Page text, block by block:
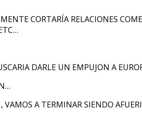
CORTARÍA RELACIONES
DARLE UN EMPUJON A
A TERMINAR SIENDO